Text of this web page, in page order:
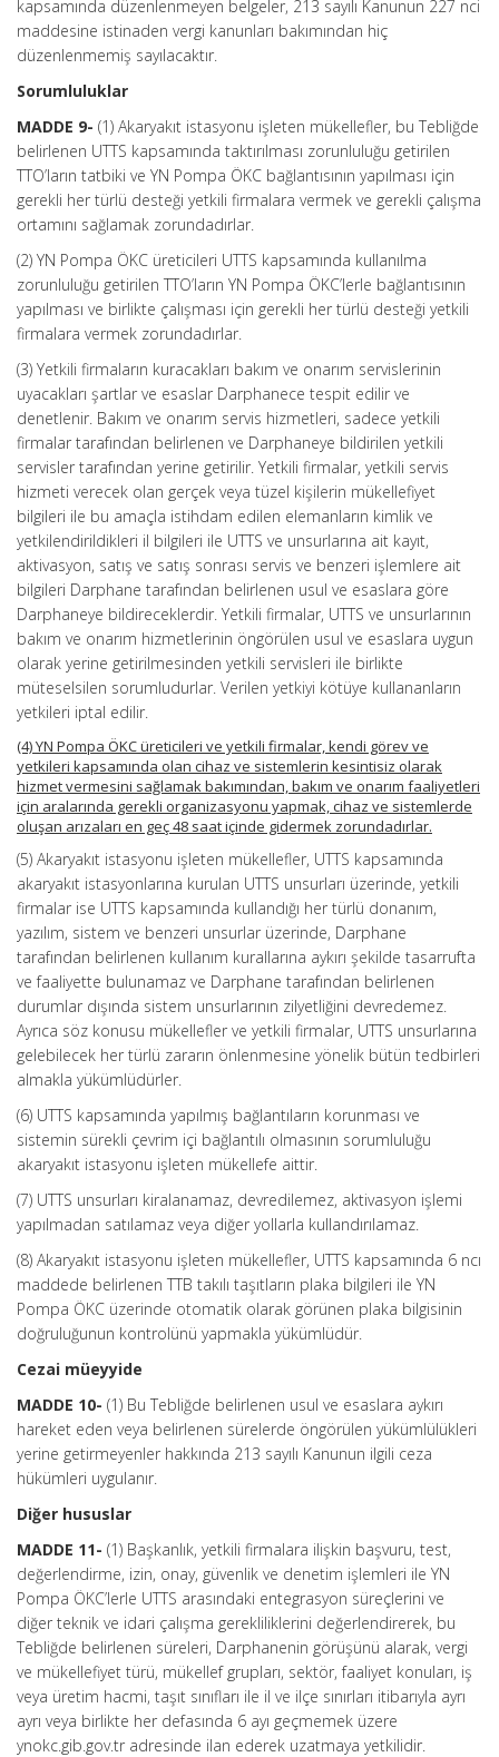
kapsamında düzenlenmeyen belgeler, 213 sayılı Kanunun 227 nci
maddesine istinaden vergi kanunları bakımından hiç
düzenlenmemiş sayılacaktır.
Sorumluluklar
MADDE 9- (1) Akaryakıt istasyonu işleten mükellefler, bu Tebliğde
belirlenen UTTS kapsamında taktırılması zorunluluğu getirilen
TTO’ların tatbiki ve YN Pompa ÖKC bağlantısının yapılması için
gerekli her türlü desteği yetkili firmalara vermek ve gerekli çalışma
ortamını sağlamak zorundadırlar.
(2) YN Pompa ÖKC üreticileri UTTS kapsamında kullanılma
zorunluluğu getirilen TTO’ların YN Pompa ÖKC’lerle bağlantısının
yapılması ve birlikte çalışması için gerekli her türlü desteği yetkili
firmalara vermek zorundadırlar.
(3) Yetkili firmaların kuracakları bakım ve onarım servislerinin
uyacakları şartlar ve esaslar Darphanece tespit edilir ve
denetlenir. Bakım ve onarım servis hizmetleri, sadece yetkili
firmalar tarafından belirlenen ve Darphaneye bildirilen yetkili
servisler tarafından yerine getirilir. Yetkili firmalar, yetkili servis
hizmeti verecek olan gerçek veya tüzel kişilerin mükellefiyet
bilgileri ile bu amaçla istihdam edilen elemanların kimlik ve
yetkilendirildikleri il bilgileri ile UTTS ve unsurlarına ait kayıt,
aktivasyon, satış ve satış sonrası servis ve benzeri işlemlere ait
bilgileri Darphane tarafından belirlenen usul ve esaslara göre
Darphaneye bildireceklerdir. Yetkili firmalar, UTTS ve unsurlarının
bakım ve onarım hizmetlerinin öngörülen usul ve esaslara uygun
olarak yerine getirilmesinden yetkili servisleri ile birlikte
müteselsilen sorumludurlar. Verilen yetkiyi kötüye kullananların
yetkileri iptal edilir.
(4) YN Pompa ÖKC üreticileri ve yetkili firmalar, kendi görev ve
yetkileri kapsamında olan cihaz ve sistemlerin kesintisiz olarak
hizmet vermesini sağlamak bakımından, bakım ve onarım faaliyetleri
için aralarında gerekli organizasyonu yapmak, cihaz ve sistemlerde
oluşan arızaları en geç 48 saat içinde gidermek zorundadırlar.
(5) Akaryakıt istasyonu işleten mükellefler, UTTS kapsamında
akaryakıt istasyonlarına kurulan UTTS unsurları üzerinde, yetkili
firmalar ise UTTS kapsamında kullandığı her türlü donanım,
yazılım, sistem ve benzeri unsurlar üzerinde, Darphane
tarafından belirlenen kullanım kurallarına aykırı şekilde tasarrufta
ve faaliyette bulunamaz ve Darphane tarafından belirlenen
durumlar dışında sistem unsurlarının zilyetliğini devredemez.
Ayrıca söz konusu mükellefler ve yetkili firmalar, UTTS unsurlarına
gelebilecek her türlü zararın önlenmesine yönelik bütün tedbirleri
almakla yükümlüdürler.
(6) UTTS kapsamında yapılmış bağlantıların korunması ve
sistemin sürekli çevrim içi bağlantılı olmasının sorumluluğu
akaryakıt istasyonu işleten mükellefe aittir.
(7) UTTS unsurları kiralanamaz, devredilemez, aktivasyon işlemi
yapılmadan satılamaz veya diğer yollarla kullandırılamaz.
(8) Akaryakıt istasyonu işleten mükellefler, UTTS kapsamında 6 ncı
maddede belirlenen TTB takılı taşıtların plaka bilgileri ile YN
Pompa ÖKC üzerinde otomatik olarak görünen plaka bilgisinin
doğruluğunun kontrolünü yapmakla yükümlüdür.
Cezai müeyyide
MADDE 10- (1) Bu Tebliğde belirlenen usul ve esaslara aykırı
hareket eden veya belirlenen sürelerde öngörülen yükümlülükleri
yerine getirmeyenler hakkında 213 sayılı Kanunun ilgili ceza
hükümleri uygulanır.
Diğer hususlar
MADDE 11- (1) Başkanlık, yetkili firmalara ilişkin başvuru, test,
değerlendirme, izin, onay, güvenlik ve denetim işlemleri ile YN
Pompa ÖKC’lerle UTTS arasındaki entegrasyon süreçlerini ve
diğer teknik ve idari çalışma gerekliliklerini değerlendirerek, bu
Tebliğde belirlenen süreleri, Darphanenin görüşünü alarak, vergi
ve mükellefiyet türü, mükellef grupları, sektör, faaliyet konuları, iş
veya üretim hacmi, taşıt sınıfları ile il ve ilçe sınırları itibarıyla ayrı
ayrı veya birlikte her defasında 6 ayı geçmemek üzere
ynokc.gib.gov.tr adresinde ilan ederek uzatmaya yetkilidir.